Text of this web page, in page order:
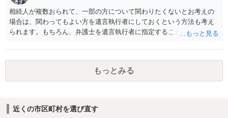
相続人が複数おられて、一部の方について関わりたくないとお考えの
場合は、関わってもよい方を遺言執行者にしておくという方法も考え
られます。もちろん、弁護士を遺言執行者に指定することもできます
方に再委任の権限を付与しておくという方法もあります。 一度、弁護
士に直接ご相談されることをお勧めいたします。
もっとみる
近くの市区町村を選び直す